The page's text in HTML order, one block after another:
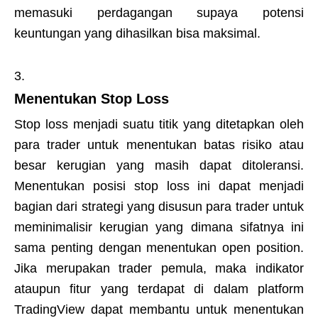
memasuki perdagangan supaya potensi
keuntungan yang dihasilkan bisa maksimal.
Menentukan Stop Loss
Stop loss menjadi suatu titik yang ditetapkan oleh
para trader untuk menentukan batas risiko atau
besar kerugian yang masih dapat ditoleransi.
Menentukan posisi stop loss ini dapat menjadi
bagian dari strategi yang disusun para trader untuk
meminimalisir kerugian yang dimana sifatnya ini
sama penting dengan menentukan open position.
Jika merupakan trader pemula, maka indikator
ataupun fitur yang terdapat di dalam platform
TradingView dapat membantu untuk menentukan